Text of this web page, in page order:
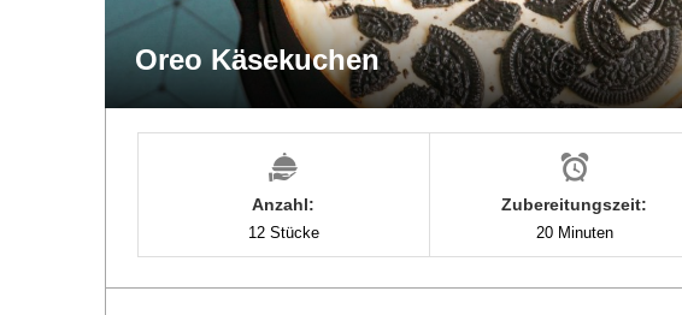
Oreo Käsekuchen
Anzahl:
12 Stücke
Zubereitungszeit:
20 Minuten